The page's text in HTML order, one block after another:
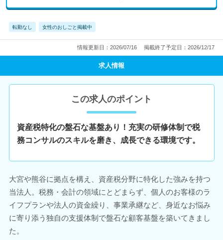
転勤なし 女性のおしごと掲載中
情報更新日：2026/07/16 掲載終了予定日：2026/12/17
求人情報
この求人のポイント
資産税特化の盤石な基盤あり！充実の研修体制で税
務コンサルのスキルを磨き、成長できる環境です。
大宮や熊谷に拠点を構え、資産税分野に特化した強みを持つ
当法人。税務・会計の領域にとどまらず、個人のお客様のラ
イフプランや法人の資金繰り、事業承継など、身近なお悩み
に寄り添う独自の支援体制で盤石な顧客基盤を築いてきまし
た。